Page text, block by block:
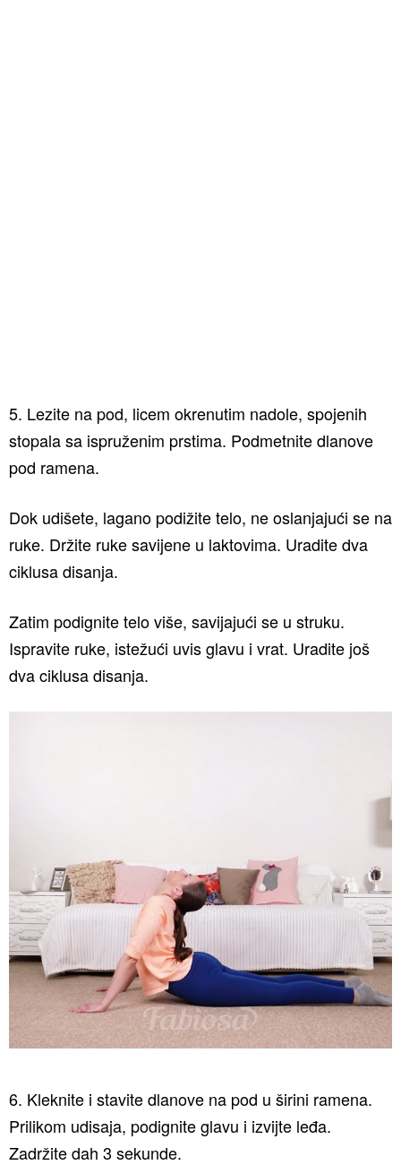
5. Lezite na pod, licem okrenutim nadole, spojenih
stopala sa ispruženim prstima. Podmetnite dlanove
pod ramena.
Dok udišete, lagano podižite telo, ne oslanjajući se na
ruke. Držite ruke savijene u laktovima. Uradite dva
ciklusa disanja.
Zatim podignite telo više, savijajući se u struku.
Ispravite ruke, istežući uvis glavu i vrat. Uradite još
dva ciklusa disanja.
6. Kleknite i stavite dlanove na pod u širini ramena.
Prilikom udisaja, podignite glavu i izvijte leđa.
Zadržite dah 3 sekunde.